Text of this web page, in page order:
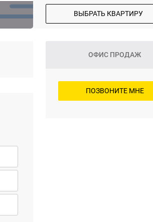
ВЫБРАТЬ КВАРТИРУ
ОФИС ПРОДАЖ
ПОЗВОНИТЕ МНЕ